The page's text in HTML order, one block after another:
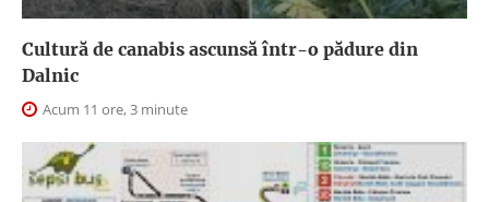
Cultură de canabis ascunsă într-o pădure din
Dalnic
Acum 11 ore, 3 minute